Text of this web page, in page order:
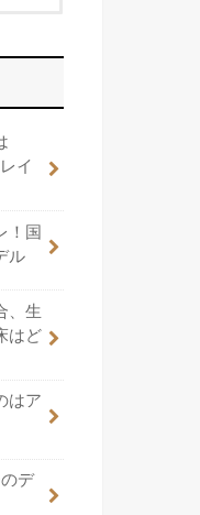
イ
！国
ル
、生
はど
はア
デ